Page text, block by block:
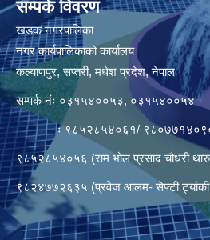
सम्पर्क विवरण
खडक नगरपालिका
नगर कार्यपालिकाको कार्यालय
कल्याणपुर, सप्तरी, मधेश प्रदेश, नेपाल
सम्पर्क नंः ०३१५४००५३, ०३१५४००५४
ः ९८५२८५४०६१/
९८५२८५४०५६ (राम भोल प्रसाद चौधरी थारु
९८२४७७२६३५ (प्रवेज आलम- सेफ्टी